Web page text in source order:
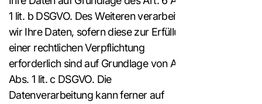
1 lit. b DSGVO. Des Weiteren verarbeiten
wir Ihre Daten, sofern diese zur Erfüllung
einer rechtlichen Verpflichtung
erforderlich sind auf Grundlage von Art. 6
Abs. 1 lit. c DSGVO. Die
Datenverarbeitung kann ferner auf